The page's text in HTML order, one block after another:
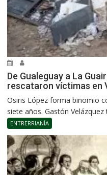
De Gualeguay a La
rescataron víctimas en
Osiris López forma binomio
siete años. Gastón Velázquez
ENTRERRIANÍA